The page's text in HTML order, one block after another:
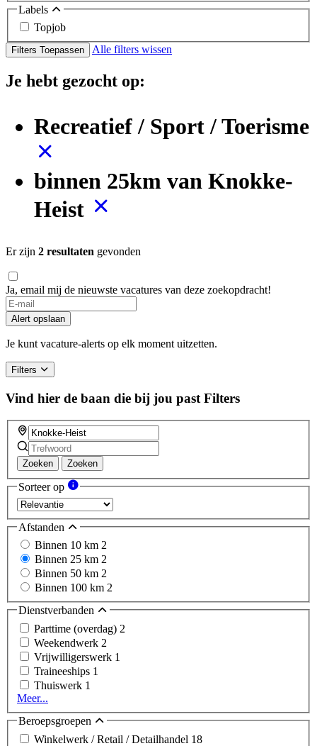
Labels
Topjob
Filters Toepassen Alle filters wissen
Je hebt gezocht op:
Recreatief / Sport / Toerisme
binnen 25km van Knokke-
Heist
Er zijn 2 resultaten gevonden
Ja, email mij de nieuwste vacatures van deze zoekopdracht!
If
you
are
a
ignore
this
field
Alert opslaan
Je kunt vacature-alerts op elk moment uitzetten.
Filters
Vind hier de baan die bij jou past Filters
Zoeken Zoeken
Sorteer op
Afstanden
Binnen 10 km 2
Binnen 25 km 2
Binnen 50 km 2
Binnen 100 km 2
Dienstverbanden
Parttime (overdag) 2
Weekendwerk 2
Vrijwilligerswerk 1
Traineeships 1
Thuiswerk 1
Meer...
Beroepsgroepen
Winkelwerk / Retail / Detailhandel 18